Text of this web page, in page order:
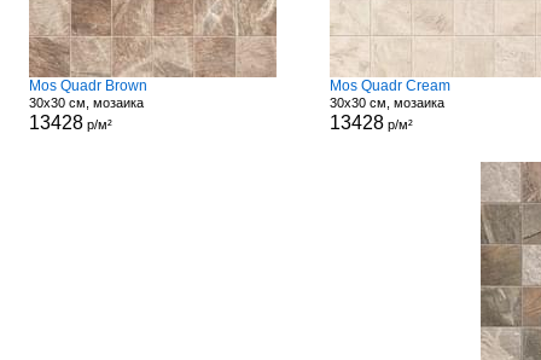
Mos Quadr Brown
30x30 см, мозаика
13428р/м²
Mos Quadr Cream
30x30 см, мозаика
13428р/м²